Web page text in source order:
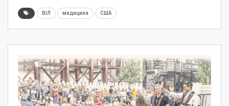
ВІЛ медицина США